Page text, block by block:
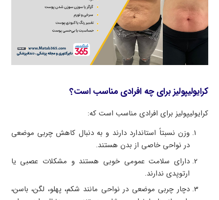
کرایولیپولیز برای چه افرادی مناسب است؟
کرایولیپولیز برای افرادی مناسب است که:
وزن نسبتاً استاندارد دارند و به دنبال کاهش چربی موضعی
در نواحی خاصی از بدن هستند.
دارای سلامت عمومی خوبی هستند و مشکلات عصبی یا
ارتوپدی ندارند.
دچار چربی موضعی در نواحی مانند شکم، پهلو، لگن، باسن،